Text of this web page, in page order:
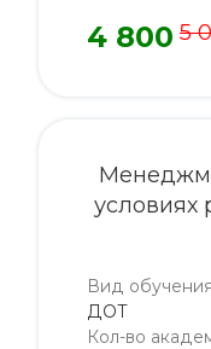
4 800 5
Вид обучения
ДОТ
Кол-во